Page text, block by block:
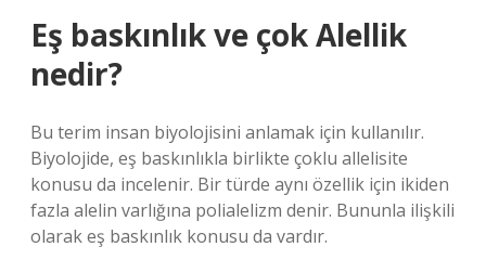
Eş baskınlık ve çok Alellik
nedir?
Bu terim insan biyolojisini anlamak için kullanılır.
Biyolojide, eş baskınlıkla birlikte çoklu allelisite
konusu da incelenir. Bir türde aynı özellik için ikiden
fazla alelin varlığına polialelizm denir. Bununla ilişkili
olarak eş baskınlık konusu da vardır.